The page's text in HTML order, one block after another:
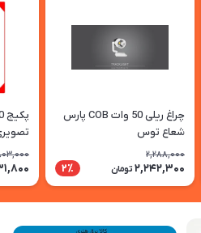
چراغ ریلی 50 وات COB پارس
شعاع توس
2,288,000
2,242,300 تومان 2٪
حافظه SZ-7۲۷mb